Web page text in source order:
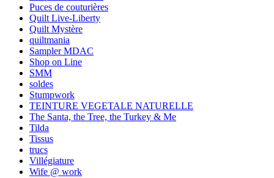
Puces de couturières
Quilt Live-Liberty
Quilt Mystère
quiltmania
Sampler MDAC
Shop on Line
SMM
soldes
Stumpwork
TEINTURE VEGETALE NATURELLE
The Santa, the Tree, the Turkey & Me
Tilda
Tissus
trucs
Villégiature
Wife @ work